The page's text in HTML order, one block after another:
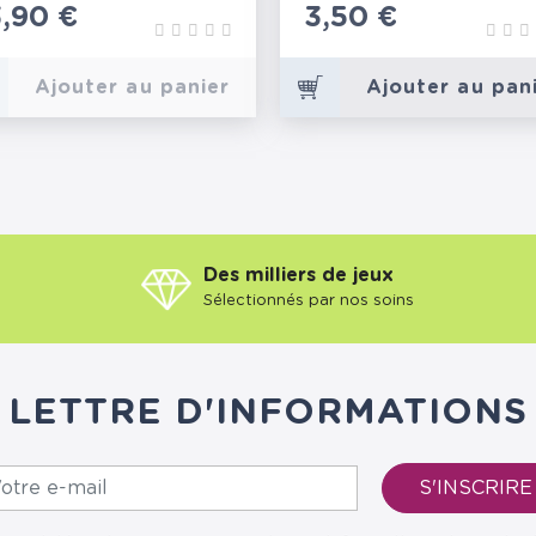
€
Ajouter au panier
Prix
3,50 €
Ajouter au
Des milliers de jeux
Sélectionnés par nos soins
LETTRE D'INFORMATIONS